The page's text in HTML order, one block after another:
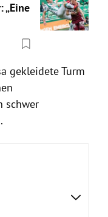
„Eine
gekleidete Turm
schwer